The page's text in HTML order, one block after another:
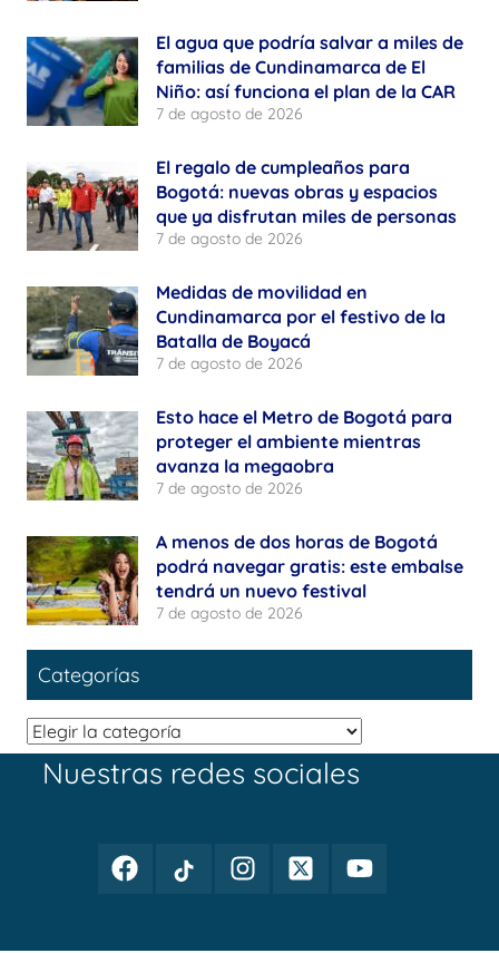
El agua que podría salvar a miles de
familias de Cundinamarca de El
Niño: así funciona el plan de la CAR
7 de agosto de 2026
El regalo de cumpleaños para
Bogotá: nuevas obras y espacios
que ya disfrutan miles de personas
7 de agosto de 2026
Medidas de movilidad en
Cundinamarca por el festivo de la
Batalla de Boyacá
7 de agosto de 2026
Esto hace el Metro de Bogotá para
proteger el ambiente mientras
avanza la megaobra
7 de agosto de 2026
A menos de dos horas de Bogotá
podrá navegar gratis: este embalse
tendrá un nuevo festival
7 de agosto de 2026
Categorías
Categorías
Nuestras redes sociales
FacebookTikTok
InstagramTwitterYoutube